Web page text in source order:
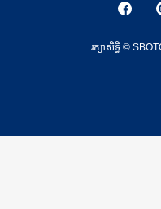
រក្សាសិទ្ធិ ©